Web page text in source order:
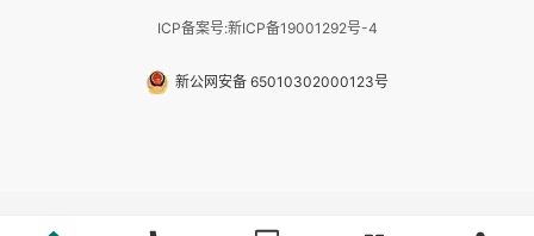
ICP备案号:新ICP备19001292号-4
新公网安备 65010302000123号